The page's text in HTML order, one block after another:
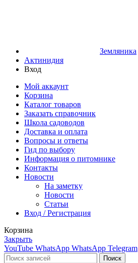
Земляника
Актинидия
Вход
Мой аккаунт
Корзина
Каталог товаров
Заказать справочник
Школа садоводов
Доставка и оплата
Вопросы и ответы
Гид по выбору
Информация о питомнике
Контакты
Новости
На заметку
Новости
Статьи
Вход / Регистрация
Корзина
Закрыть
YouTube WhatsApp WhatsApp Telegram
Поиск